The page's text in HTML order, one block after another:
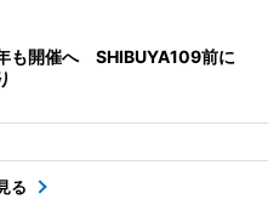
も開催へ SHIBUYA109前に
る